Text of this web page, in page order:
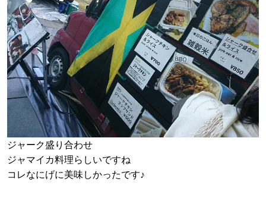
ジャーク盛り合わせ
ジャマイカ料理らしいですね
コレなにげに美味しかったです♪